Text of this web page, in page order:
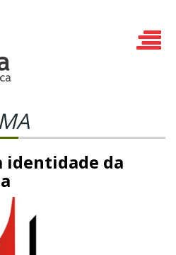
identidade da